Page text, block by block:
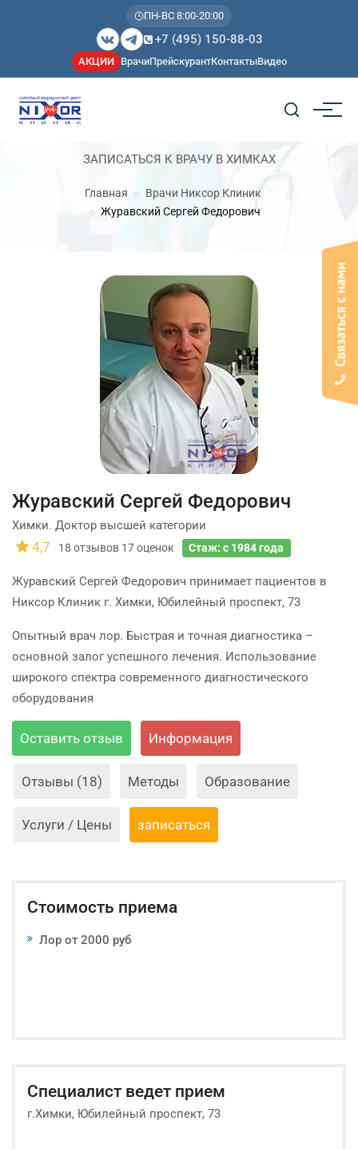
ПН-ВС 8:00-20:00
+7 (495) 150-88-03
АКЦИИ ВрачиПрейскурантКонтактыВидео
ЗАПИСАТЬСЯ К ВРАЧУ В ХИМКАХ
Главная
Врачи Никсор Клиник
Журавский Сергей Федорович
Журавский Сергей Федорович
Химки. Доктор высшей категории
4,7 18 отзывов 17оценок Стаж: с 1984 года
Журавский Сергей Федорович принимает пациентов в
Никсор Клиник г. Химки, Юбилейный проспект, 73
Опытный врач лор. Быстрая и точная диагностика –
основной залог успешного лечения. Использование
широкого спектра современного диагностического
оборудования
Оставить отзыв Информация
Отзывы (18) Методы Образование
Услуги / Цены записаться
Стоимость приема
Лор от 2000 руб
Специалист ведет прием
г.Химки, Юбилейный проспект, 73